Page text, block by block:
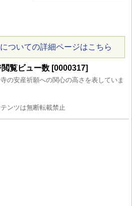
ついての詳細ページはこちら
覧ビュー数 [0000317]
の安産祈願への関心の高さを表していま
ンツは無断転載禁止